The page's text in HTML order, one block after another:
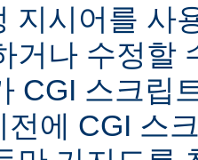
지시어를 사
거나 수정할
CGI 스크립
전에 CGI 스